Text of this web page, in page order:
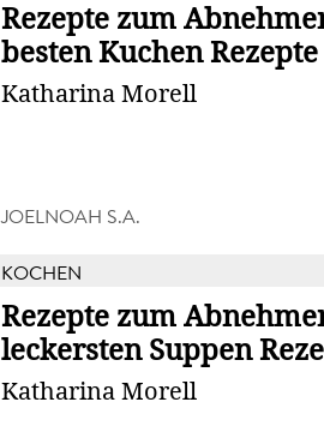
Rezepte zum
besten Kuchen Rezepte
Katharina Morell
JOELNOAH S.A.
KOCHEN
Rezepte zum
leckersten Suppen
Katharina Morell